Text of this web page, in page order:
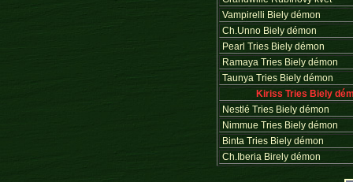
Vampirelli Biely démon
Ch.Unno Biely démon
Pearl Tries Biely démon
Ramaya Tries Biely démon
Taunya Tries Biely démon
Kiriss Tries Biely
Nestlé Tries Biely démon
Nimmue Tries Biely démon
Binta Tries Biely démon
Ch.Iberia Birely démon